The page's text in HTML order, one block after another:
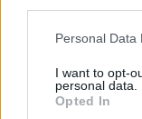
Please note that
not limited to your
grant or deny
use your data for
Personal Data
I want to opt-
personal data.
Opted In